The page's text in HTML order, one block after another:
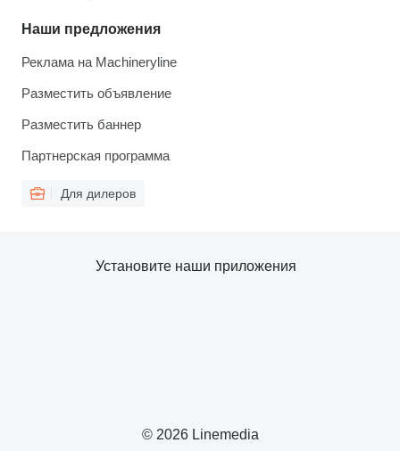
Наши предложения
Реклама на Machineryline
Разместить объявление
Разместить баннер
Партнерская программа
Для дилеров
© 2026 Linemedia
Установите наши приложения